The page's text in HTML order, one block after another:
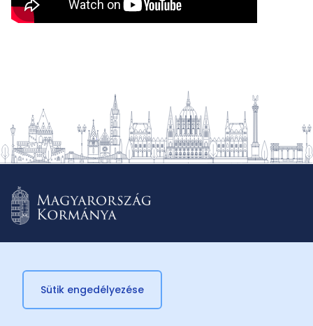
© 2026 Külügyminisztérium
Sütik engedélyezése